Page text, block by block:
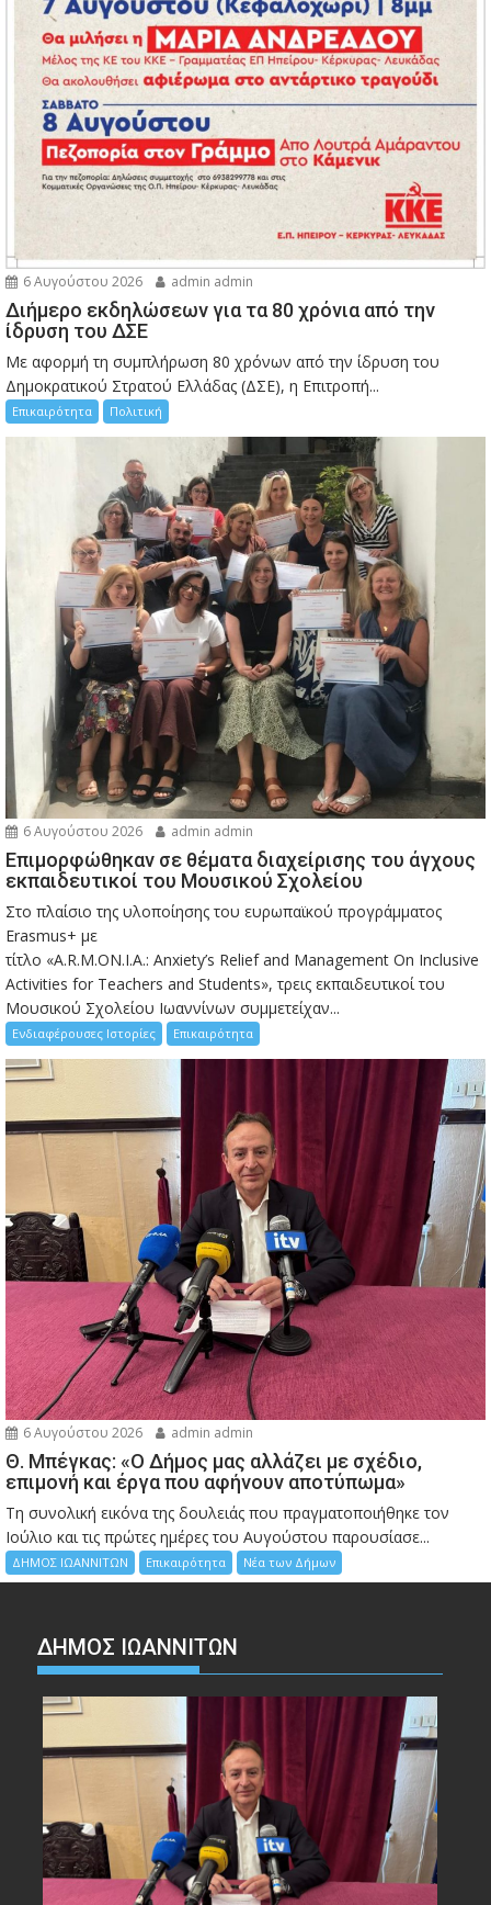
6 Αυγούστου 2026 admin admin
Διήμερο εκδηλώσεων για τα 80 χρόνια από την
ίδρυση του ΔΣΕ
Με αφορμή τη συμπλήρωση 80 χρόνων από την ίδρυση του
Δημοκρατικού Στρατού Ελλάδας (ΔΣΕ), η Επιτροπή...
Επικαιρότητα Πολιτική
6 Αυγούστου 2026 admin admin
Eπιμορφώθηκαν σε θέματα διαχείρισης του άγχους
εκπαιδευτικοί του Μουσικού Σχολείου
Στο πλαίσιο της υλοποίησης του ευρωπαϊκού προγράμματος
Erasmus+ με
τίτλο «A.R.M.ON.I.A.: Anxiety’s Relief and Management On Inclusive
Activities for Teachers and Students», τρεις εκπαιδευτικοί του
Μουσικού Σχολείου Ιωαννίνων συμμετείχαν...
Ενδιαφέρουσες Ιστορίες Επικαιρότητα
6 Αυγούστου 2026 admin admin
Θ. Μπέγκας: «Ο Δήμος μας αλλάζει με σχέδιο,
επιμονή και έργα που αφήνουν αποτύπωμα»
Τη συνολική εικόνα της δουλειάς που πραγματοποιήθηκε τον
Ιούλιο και τις πρώτες ημέρες του Αυγούστου παρουσίασε...
ΔΗΜΟΣ ΙΩΑΝΝΙΤΩΝ Επικαιρότητα Νέα των Δήμων
ΔΗΜΟΣ ΙΩΑΝΝΙΤΩΝ